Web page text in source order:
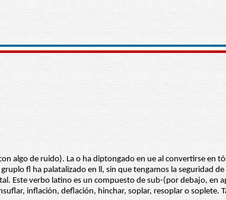
algo de ruido). La o ha diptongado en ue al convertirse en
fl ha palatalizado en ll, sin que tengamos la seguridad
Este verbo latino es un compuesto de sub-(por debajo, en
inflación, deflación, hinchar, soplar, resoplar o soplete.